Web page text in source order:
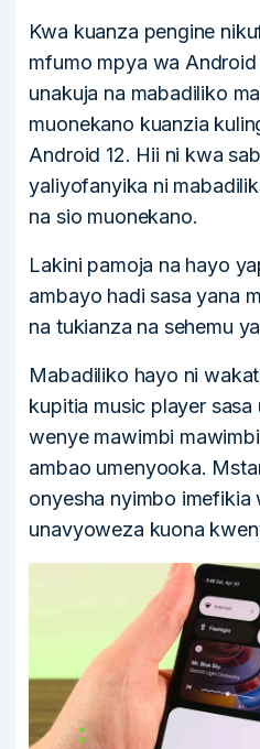
Kwa kuanza pengine
mfumo mpya wa
unakuja na mabadiliko
muonekano kuanzia
Android 12. Hii ni kwa
yaliyofanyika ni
na sio muonekano.
Lakini pamoja na hayo
ambayo hadi sasa yana
na tukianza na sehemu
Mabadiliko hayo ni
kupitia music player
wenye mawimbi
ambao umenyooka.
onyesha nyimbo imefikia
unavyoweza kuona